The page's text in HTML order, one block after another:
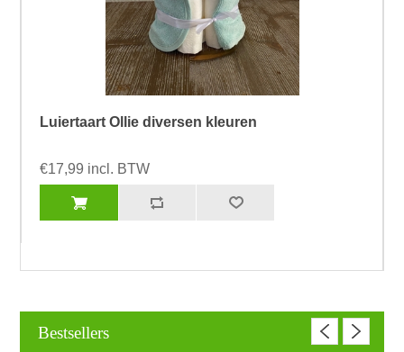
Luiertaart Ollie diversen kleuren
€17,99 incl. BTW
Bestsellers